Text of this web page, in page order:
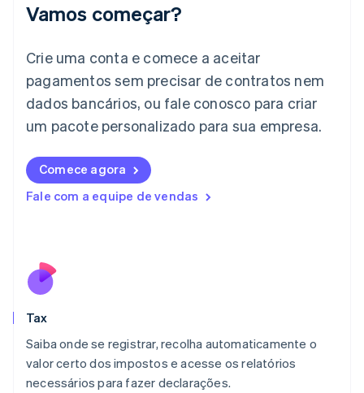
Vamos começar?
Crie uma conta e comece a aceitar
pagamentos sem precisar de contratos nem
dados bancários, ou fale conosco para criar
um pacote personalizado para sua empresa.
Comece agora
Fale com a equipe de vendas
Tax
Saiba onde se registrar, recolha automaticamente o
valor certo dos impostos e acesse os relatórios
necessários para fazer declarações.
Irlanda
Itália
English
Japão
日本語English
Letônia
Liechtenstein
Deutsch English
Lituânia
English
English
Malta
Noruega
English
Nova Zelândia